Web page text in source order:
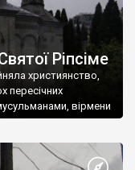
Ріпсіме
християнство,
пересічних
вірмени